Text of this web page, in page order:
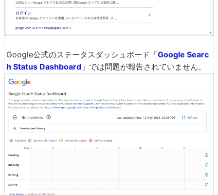
Google公式のステータスダッシュボード「Google Searc
h Status Dashboard 」では問題が報告されていません。